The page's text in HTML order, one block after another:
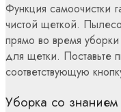
Функция самоочистки
чистой щеткой.
прямо во время
для щетки. Поставьте
соответствующую
Уборка со